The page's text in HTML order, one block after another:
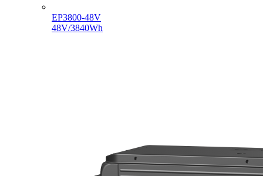
EP3800-48V
48V/3840Wh